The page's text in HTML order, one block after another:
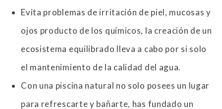
Evita problemas de irritación de piel, mucosas y
ojos producto de los químicos, la creación de un
ecosistema equilibrado lleva a cabo por si solo
el mantenimiento de la calidad del agua.
Con una piscina natural no solo posees un lugar
para refrescarte y bañarte, has fundado un